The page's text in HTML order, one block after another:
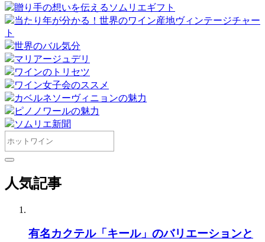
贈り手の想いを伝えるソムリエギフト
当たり年が分かる！世界のワイン産地ヴィンテージチャー
ト
世界のバル気分
マリアージュデリ
ワインのトリセツ
ワイン女子会のススメ
カベルネソーヴィニョンの魅力
ピノノワールの魅力
ソムリエ新聞
人気記事
有名カクテル「キール」のバリエーションと